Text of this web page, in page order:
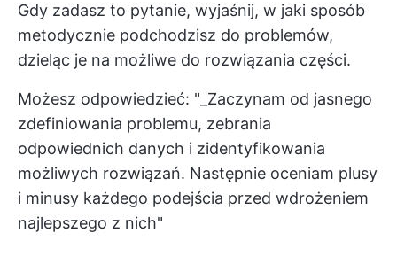
Gdy zadasz to pytanie, wyjaśnij, w jaki sposób
metodycznie podchodzisz do problemów,
dzieląc je na możliwe do rozwiązania części.
Możesz odpowiedzieć: "_Zaczynam od jasnego
zdefiniowania problemu, zebrania
odpowiednich danych i zidentyfikowania
możliwych rozwiązań. Następnie oceniam plusy
i minusy każdego podejścia przed wdrożeniem
najlepszego z nich"